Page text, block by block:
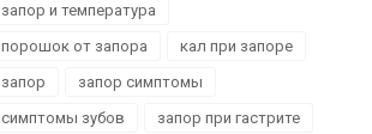
запор и температура
порошок от запора
кал при запоре
запор
запор симптомы
симптомы зубов
запор при гастрите